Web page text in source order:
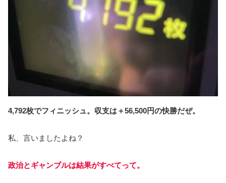
4,792枚でフィニッシュ。収支は＋56,500円の快勝だぜ。
私、言いましたよね？
政治とギャンブルは結果がすべてって。